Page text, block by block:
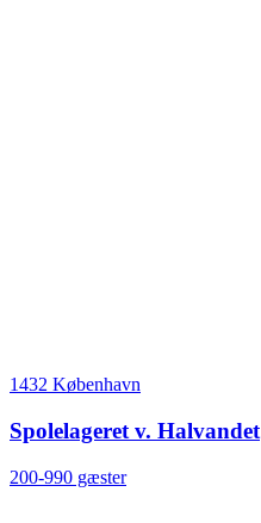
1432 København
Spolelageret v. Halvandet
200-990 gæster